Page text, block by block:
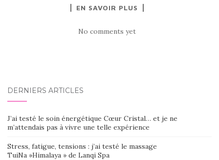
EN SAVOIR PLUS
No comments yet
DERNIERS ARTICLES
J’ai testé le soin énergétique Cœur Cristal… et je ne
m’attendais pas à vivre une telle expérience
Stress, fatigue, tensions : j’ai testé le massage
TuiNa »Himalaya » de Lanqi Spa